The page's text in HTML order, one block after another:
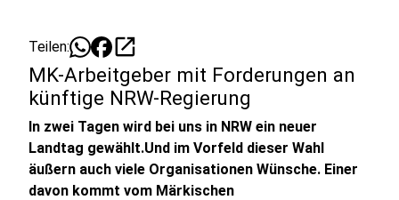
Teilen: open_in_new
MK-Arbeitgeber mit Forderungen an
künftige NRW-Regierung
In zwei Tagen wird bei uns in NRW ein neuer
Landtag gewählt.Und im Vorfeld dieser Wahl
äußern auch viele Organisationen Wünsche. Einer
davon kommt vom Märkischen